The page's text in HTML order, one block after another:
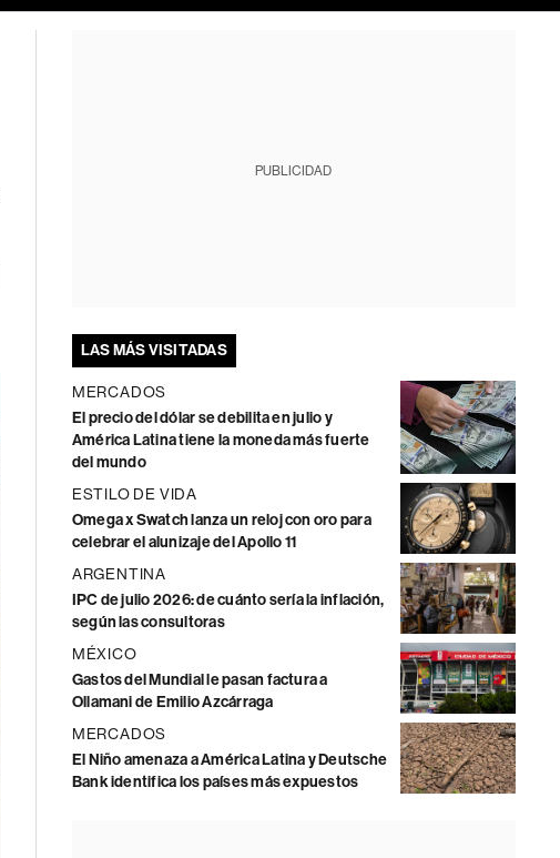
PUBLICIDAD
LAS MÁS VISITADAS
MERCADOS
El precio del dólar se debilita en julio y
América Latina tiene la moneda más fuerte
del mundo
ESTILO DE VIDA
Omega x Swatch lanza un reloj con oro para
celebrar el alunizaje del Apollo 11
ARGENTINA
IPC de julio 2026: de cuánto sería la inflación,
según las consultoras
MÉXICO
Gastos del Mundial le pasan factura a
Ollamani de Emilio Azcárraga
MERCADOS
El Niño amenaza a América Latina y Deutsche
Bank identifica los países más expuestos